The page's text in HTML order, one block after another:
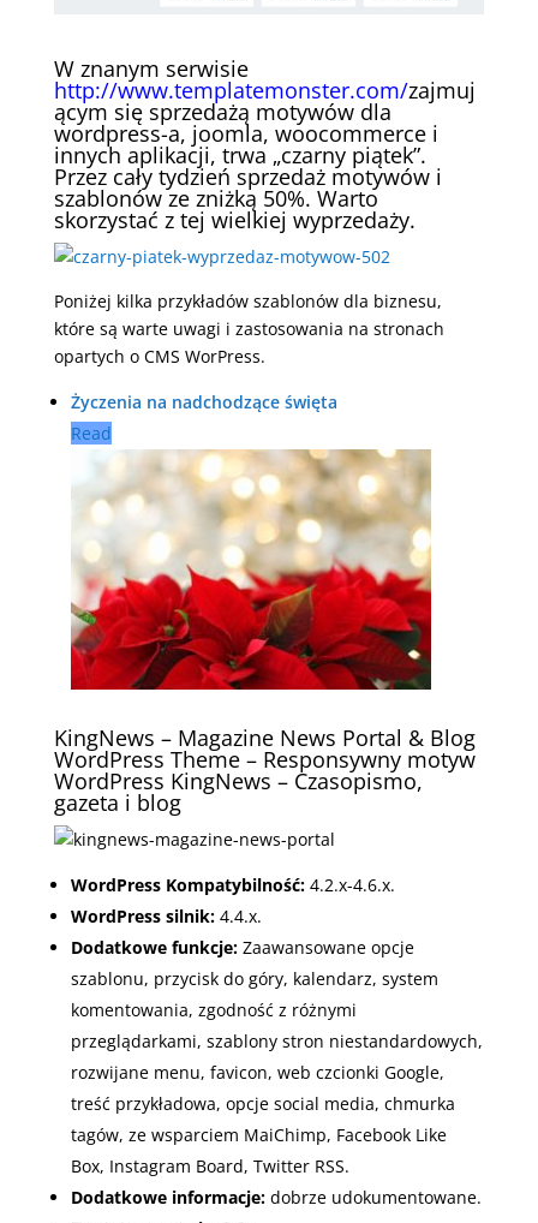
W znanym serwisie
http://www.templatemonster.com/zajmuj
ącym się sprzedażą motywów dla
wordpress-a, joomla, woocommerce i
innych aplikacji, trwa „czarny piątek”.
Przez cały tydzień sprzedaż motywów i
szablonów ze zniżką 50%. Warto
skorzystać z tej wielkiej wyprzedaży.
Poniżej kilka przykładów szablonów dla biznesu,
które są warte uwagi i zastosowania na stronach
opartych o CMS WorPress.
Życzenia na nadchodzące święta
Read
KingNews – Magazine News Portal & Blog
WordPress Theme – Responsywny motyw
WordPress KingNews – Czasopismo,
gazeta i blog
WordPress Kompatybilność:4.2.x-4.6.x.
WordPress silnik:4.4.x.
Dodatkowe funkcje: Zaawansowane opcje
szablonu, przycisk do góry, kalendarz, system
komentowania, zgodność z różnymi
przeglądarkami, szablony stron niestandardowych,
rozwijane menu, favicon, web czcionki Google,
treść przykładowa, opcje social media, chmurka
tagów, ze wsparciem MaiChimp, Facebook Like
Box, Instagram Board, Twitter RSS.
Dodatkowe informacje:dobrze udokumentowane.